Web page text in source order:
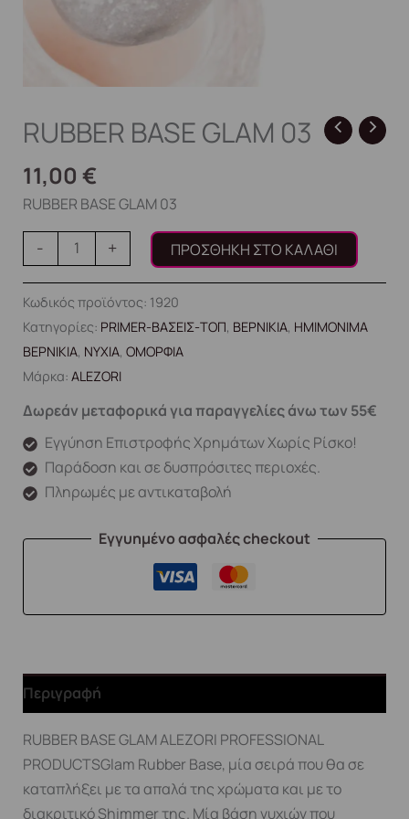
RUBBER BASE GLAM 03
11,00 €
RUBBER BASE GLAM 03
- + ΠΡΟΣΘΉΚΗ ΣΤΟ ΚΑΛΆΘΙ
Κωδικός προϊόντος: 1920
Κατηγορίες: PRIMER-ΒΑΣΕΙΣ-ΤΟΠ, ΒΕΡΝΙΚΙΑ, ΗΜΙΜΟΝΙΜΑ
ΒΕΡΝΙΚΙΑ, ΝΥΧΙΑ, ΟΜΟΡΦΙΑ
Μάρκα: ALEZORI
Δωρεάν μεταφορικά για παραγγελίες άνω των 55€
Εγγύηση Επιστροφής Χρημάτων Χωρίς Ρίσκο!
Παράδοση και σε δυσπρόσιτες περιοχές.
Πληρωμές με αντικαταβολή
Εγγυημένο ασφαλές checkout
Περιγραφή
RUBBER BASE GLAM ALEZORI PROFESSIONAL
PRODUCTSGlam Rubber Base, μία σειρά που θα σε
καταπλήξει με τα απαλά της χρώματα και με το
διακριτικό Shimmer της. Μία βάση νυχιών που